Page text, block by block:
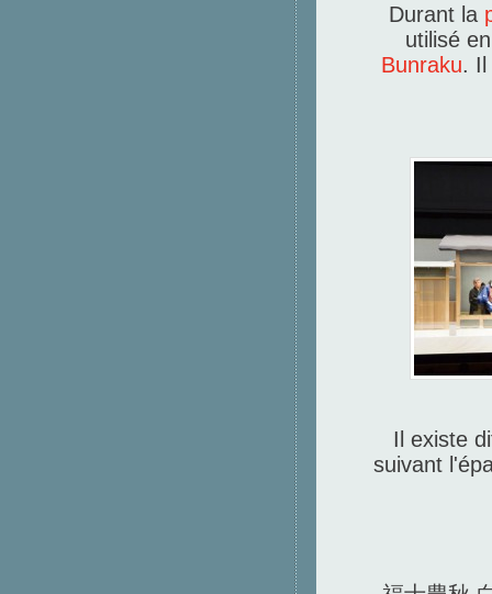
Durant la
utilisé
Bunraku. Il
Il existe
suivant